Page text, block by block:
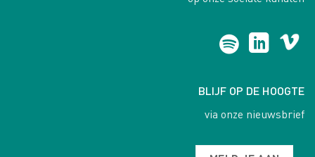
BLIJF OP DE HOOGTE
via onze nieuwsbrief